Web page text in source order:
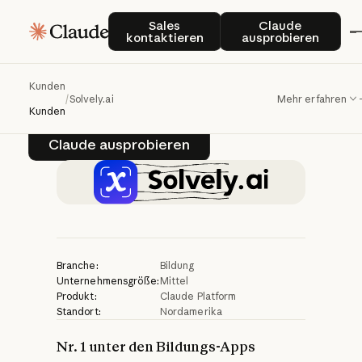
Sales
kontaktieren
Sales kontaktierenClaude
ausprobieren
Claude
Kunden
Kunden
/Solvely.ai Mehr erfahren
Solvely.aiverändert
mitClaudedas
globale
Claude ausprobieren
Claude ausprobieren
Branche:
Bildung
Unternehmensgröße: Mittel
Produkt:
Claude Platform
Standort:
Nordamerika
Nr. 1 unter den Bildungs-Apps